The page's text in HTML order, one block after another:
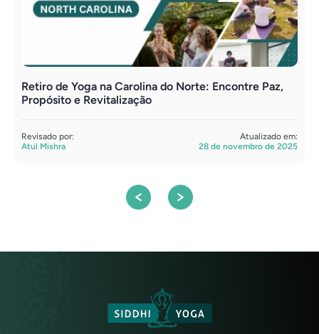
Retiro de Yoga na Carolina do Norte: Encontre Paz,
Propósito e Revitalização
Revisado por:
Atul Mishra
Atualizado em:
28 de novembro de 2025